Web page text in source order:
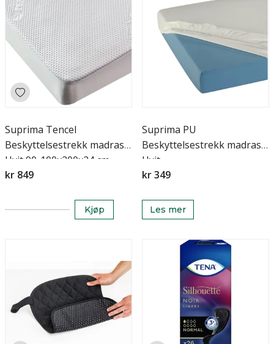
Suprima Tencel
Beskyttelsestrekk madrass
Hvit 90-100x200x24 cm
kr 849
Kjøp
Suprima PU
Beskyttelsestrekk madrass
Hvit
kr 349
Les mer